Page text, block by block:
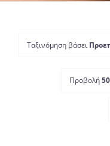
Ταξινόμηση βάσει
Προβολή